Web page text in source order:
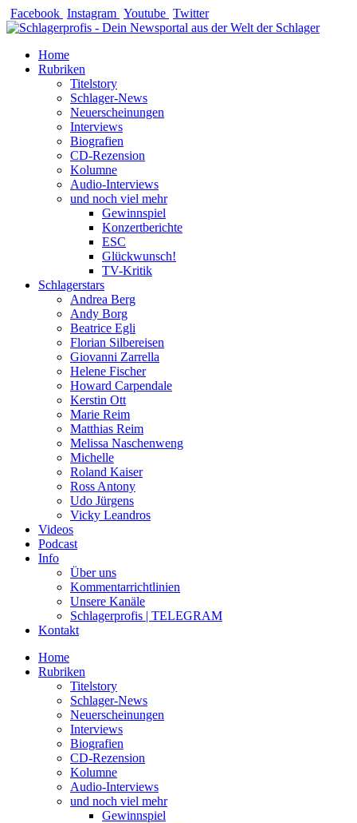
Zum
Inhalt
Facebook Instagram Youtube Twitter
Home
Rubriken
Titelstory
Schlager-News
Neuerscheinungen
Interviews
Biografien
CD-Rezension
Kolumne
Audio-Interviews
und noch viel mehr
Gewinnspiel
Konzertberichte
ESC
Glückwunsch!
TV-Kritik
Schlagerstars
Andrea Berg
Andy Borg
Beatrice Egli
Florian Silbereisen
Giovanni Zarrella
Helene Fischer
Howard Carpendale
Kerstin Ott
Marie Reim
Matthias Reim
Melissa Naschenweng
Michelle
Roland Kaiser
Ross Antony
Udo Jürgens
Vicky Leandros
Videos
Podcast
Info
Über uns
Kommentarrichtlinien
Unsere Kanäle
Schlagerprofis | TELEGRAM
Kontakt
Home
Rubriken
Titelstory
Schlager-News
Neuerscheinungen
Interviews
Biografien
CD-Rezension
Kolumne
Audio-Interviews
und noch viel mehr
Gewinnspiel